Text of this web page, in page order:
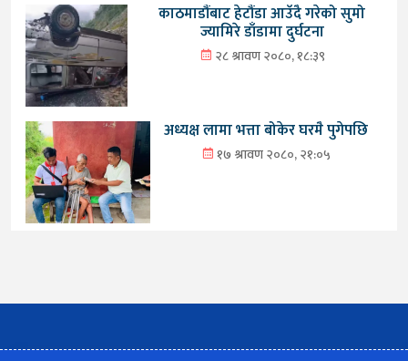
काठमाडौंबाट हेटौंडा आउँदै गरेको सुमो
ज्यामिरे डाँडामा दुर्घटना
२८ श्रावण २०८०, १८:३९
अध्यक्ष लामा भत्ता बोकेर घरमै पुगेपछि
१७ श्रावण २०८०, २१:०५